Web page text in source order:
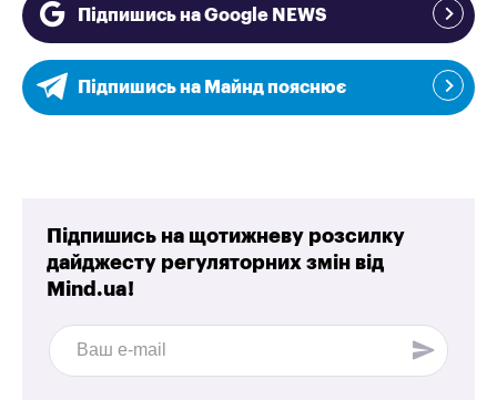
Підпишись на Google NEWS
Підпишись на Майнд пояснює
Підпишись на щотижневу розсилку
дайджесту регуляторних змін від
Mind.ua!